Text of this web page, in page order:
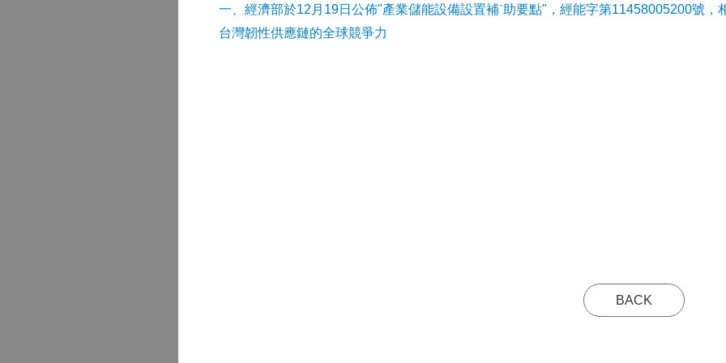
一、經濟部於12月19日公佈"產業儲能設備設置補ˋ助要點"，經能字第11458005200號，
台灣韌性供應鏈的全球競爭力
BACK